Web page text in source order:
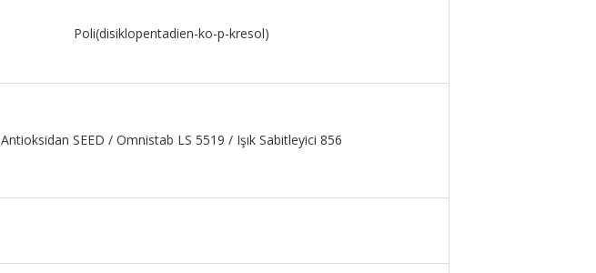
Poli(disiklopentadien-ko-p-kresol)
Antioksidan SEED / Omnistab LS 5519 / Işık Sabitleyici 856